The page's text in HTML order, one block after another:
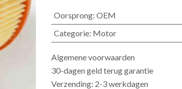
Oorsprong: OEM
Categorie: Motor
Algemene voorwaarden
30-dagen geld terug garantie
Verzending: 2-3 werkdagen